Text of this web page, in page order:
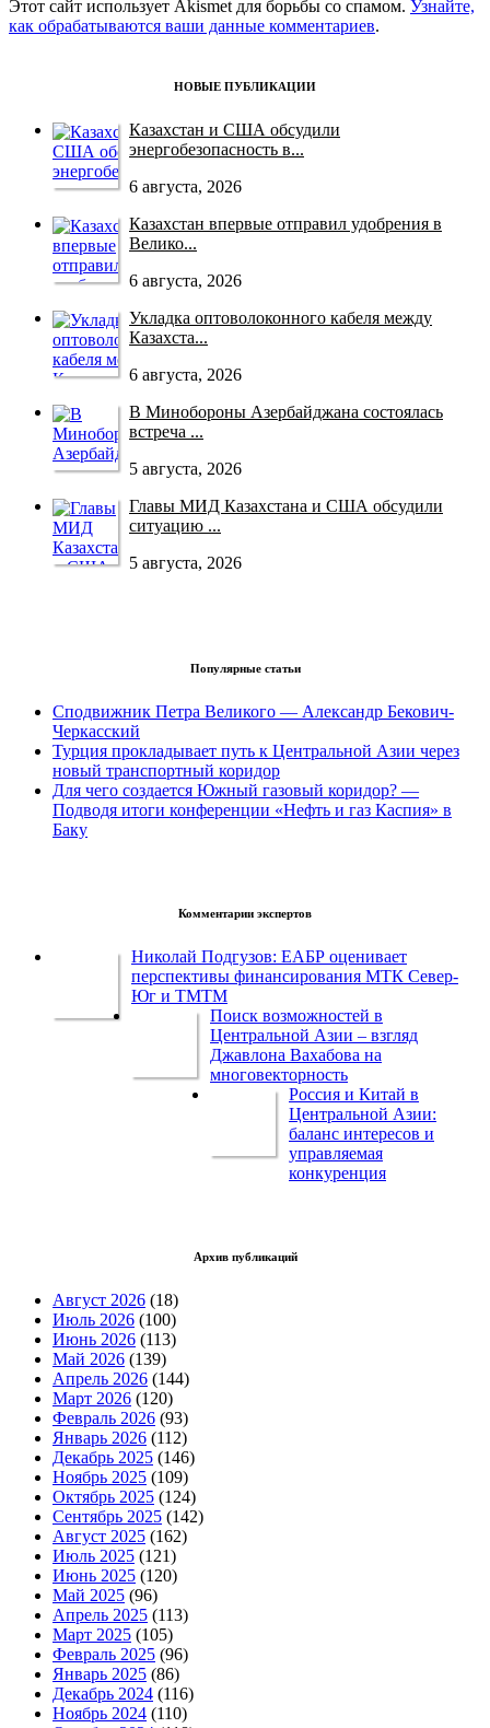
Этот сайт использует Akismet для борьбы со спамом. Узнайте,
как обрабатываются ваши данные комментариев.
НОВЫЕ ПУБЛИКАЦИИ
Казахстан и США обсудили
энергобезопасность в...
6 августа, 2026
Казахстан впервые отправил удобрения в
Велико...
6 августа, 2026
Укладка оптоволоконного кабеля между
Казахста...
6 августа, 2026
В Минобороны Азербайджана состоялась
встреча ...
5 августа, 2026
Главы МИД Казахстана и США обсудили
ситуацию ...
5 августа, 2026
Популярные статьи
Сподвижник Петра Великого — Александр Бекович-
Черкасский
Турция прокладывает путь к Центральной Азии через
новый транспортный коридор
Для чего создается Южный газовый коридор? —
Подводя итоги конференции «Нефть и газ Каспия» в
Баку
Комментарии экспертов
Николай Подгузов: ЕАБР оценивает
перспективы финансирования МТК Север-
Юг и ТМТМ
Поиск возможностей в
Центральной Азии – взгляд
Джавлона Вахабова на
многовекторность
Россия и Китай в
Центральной Азии:
баланс интересов и
управляемая
конкуренция
Архив публикаций
Август 2026 (18)
Июль 2026 (100)
Июнь 2026 (113)
Май 2026 (139)
Апрель 2026 (144)
Март 2026 (120)
Февраль 2026 (93)
Январь 2026 (112)
Декабрь 2025 (146)
Ноябрь 2025 (109)
Октябрь 2025 (124)
Сентябрь 2025 (142)
Август 2025 (162)
Июль 2025 (121)
Июнь 2025 (120)
Май 2025 (96)
Апрель 2025 (113)
Март 2025 (105)
Февраль 2025 (96)
Январь 2025 (86)
Декабрь 2024 (116)
Ноябрь 2024 (110)